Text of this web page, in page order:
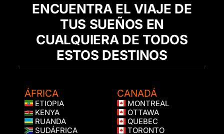
ENCUENTRA EL VIAJE DE
TUS SUEÑOS EN
CUALQUIERA DE TODOS
ESTOS DESTINOS
ÁFRICA
ETIOPIA
KENYA
RUANDA
SUDÁFRICA
CANADÁ
MONTREAL
OTTAWA
QUEBEC
TORONTO